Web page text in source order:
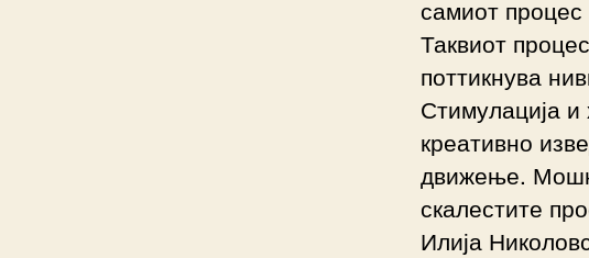
самиот
Таквиот
поттикнува
Стимулација
креативно
движење.
скалестите
Илија